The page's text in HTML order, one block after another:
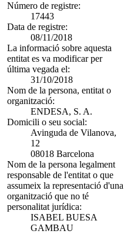
Número de registre:
17443
Data de registre:
08/11/2018
La informació sobre aquesta
entitat es va modificar per
última vegada el:
31/10/2018
Nom de la persona, entitat o
organització:
ENDESA, S. A.
Domicili o seu social:
Avinguda de Vilanova,
12
08018 Barcelona
Nom de la persona legalment
responsable de l'entitat o que
assumeix la representació d'una
organització que no té
personalitat jurídica:
ISABEL BUESA
GAMBAU